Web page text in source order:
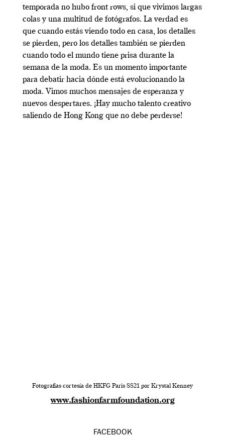
temporada no hubo front rows, si que vivimos largas
colas y una multitud de fotógrafos. La verdad es
que cuando estás viendo todo en casa, los detalles
se pierden, pero los detalles también se pierden
cuando todo el mundo tiene prisa durante la
semana de la moda. Es un momento importante
para debatir hacia dónde está evolucionando la
moda. Vimos muchos mensajes de esperanza y
nuevos despertares. ¡Hay mucho talento creativo
saliendo de Hong Kong que no debe perderse!
Fotografías cortesía de HKFG Paris SS21 por Krystal Kenney
www.fashionfarmfoundation.org
FACEBOOK